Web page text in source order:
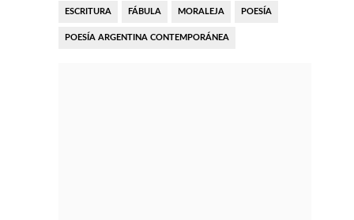
ESCRITURA FÁBULA MORALEJA POESÍA
POESÍA ARGENTINA CONTEMPORÁNEA